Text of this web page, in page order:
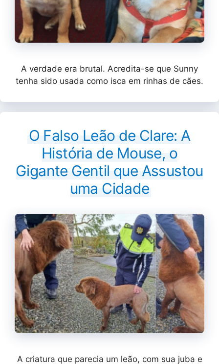
A verdade era brutal. Acredita-se que Sunny
tenha sido usada como isca em rinhas de cães.
O Falso Leão de Clare: A
História de Mouse, o
Gigante Gentil que Assustou
uma Cidade
A criatura que parecia um leão, com sua juba e